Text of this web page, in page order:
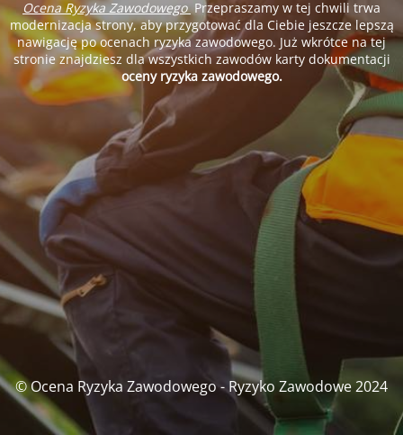
Ocena Ryzyka ZawodowegoPrzepraszamy w tej chwili trwa
modernizacja strony, aby przygotować dla Ciebie jeszcze lepszą
nawigację po ocenach ryzyka zawodowego. Już wkrótce na tej
stronie znajdziesz dla wszystkich zawodów karty dokumentacji
oceny ryzyka zawodowego.
© Ocena Ryzyka Zawodowego - Ryzyko Zawodowe 2024